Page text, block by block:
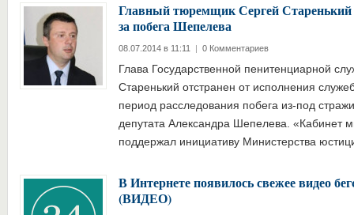
Главный тюремщик Сергей Старенький
за побега Шепелева
08.07.2014 в 11:11 | 0 Комментариев
Глава Государственной пенитенциарной
Старенький отстранен от исполнения
период расследования побега из-под
депутата Александра Шепелева. «Кабинет
поддержал инициативу Министерства
В Интернете появилось свежее видео
(ВИДЕО)